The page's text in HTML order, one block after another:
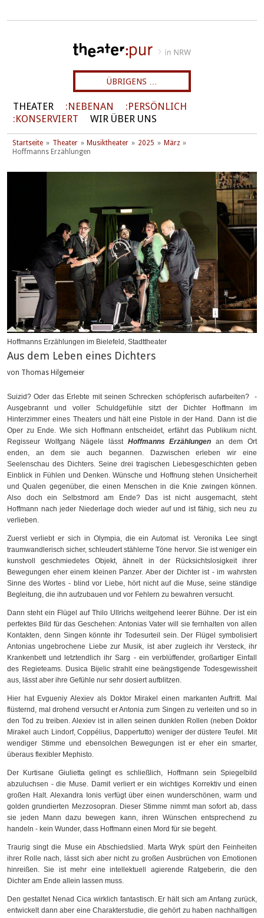
ÜBRIGENS …
THEATER NEBENAN
PERSÖNLICH
KONSERVIERT
WIR ÜBER UNS
Startseite Theater Musiktheater 2025
März
Hoffmanns Erzählungen
Hoffmanns Erzählungen im Bielefeld, Stadttheater
Aus dem Leben eines Dichters
von Thomas Hilgemeier
Suizid? Oder das Erlebte mit seinen Schrecken schöpferisch aufarbeiten? -
Ausgebrannt und voller Schuldgefühle sitzt der Dichter Hoffmann im
Hinterzimmer eines Theaters und hält eine Pistole in der Hand. Dann ist die
Oper zu Ende. Wie sich Hoffmann entscheidet, erfährt das Publikum nicht.
Regisseur Wolfgang Nägele lässt Hoffmanns Erzählungen an dem Ort
enden, an dem sie auch begannen. Dazwischen erleben wir eine
Seelenschau des Dichters. Seine drei tragischen Liebesgeschichten geben
Einblick in Fühlen und Denken. Wünsche und Hoffnung stehen Unsicherheit
und Qualen gegenüber, die einen Menschen in die Knie zwingen können.
Also doch ein Selbstmord am Ende? Das ist nicht ausgemacht, steht
Hoffmann nach jeder Niederlage doch wieder auf und ist fähig, sich neu zu
verlieben.
Zuerst verliebt er sich in Olympia, die ein Automat ist. Veronika Lee singt
traumwandlerisch sicher, schleudert stählerne Töne hervor. Sie ist weniger ein
kunstvoll geschmiedetes Objekt, ähnelt in der Rücksichtslosigkeit ihrer
Bewegungen eher einem kleinen Panzer. Aber der Dichter ist - im wahrsten
Sinne des Wortes - blind vor Liebe, hört nicht auf die Muse, seine ständige
Begleitung, die ihn aufzubauen und vor Fehlern zu bewahren versucht.
Dann steht ein Flügel auf Thilo Ullrichs weitgehend leerer Bühne. Der ist ein
perfektes Bild für das Geschehen: Antonias Vater will sie fernhalten von allen
Kontakten, denn Singen könnte ihr Todesurteil sein. Der Flügel symbolisiert
Antonias ungebrochene Liebe zur Musik, ist aber zugleich ihr Versteck, ihr
Krankenbett und letztendlich ihr Sarg - ein verblüffender, großartiger Einfall
des Regieteams. Dusica Bijelic strahlt eine beängstigende Todesgewissheit
aus, lässt aber ihre Gefühle nur sehr dosiert aufblitzen.
Hier hat Evgueniy Alexiev als Doktor Mirakel einen markanten Auftritt. Mal
flüsternd, mal drohend versucht er Antonia zum Singen zu verleiten und so in
den Tod zu treiben. Alexiev ist in allen seinen dunklen Rollen (neben Doktor
Mirakel auch Lindorf, Coppélius, Dappertutto) weniger der düstere Teufel. Mit
wendiger Stimme und ebensolchen Bewegungen ist er eher ein smarter,
überaus flexibler Mephisto.
Der Kurtisane Giulietta gelingt es schließlich, Hoffmann sein Spiegelbild
abzuluchsen - die Muse. Damit verliert er ein wichtiges Korrektiv und einen
großen Halt. Alexandra Ionis verfügt über einen wunderschönen, warm und
golden grundierten Mezzosopran. Dieser Stimme nimmt man sofort ab, dass
sie jeden Mann dazu bewegen kann, ihren Wünschen entsprechend zu
handeln - kein Wunder, dass Hoffmann einen Mord für sie begeht.
Traurig singt die Muse ein Abschiedslied. Marta Wryk spürt den Feinheiten
ihrer Rolle nach, lässt sich aber nicht zu großen Ausbrüchen von Emotionen
hinreißen. Sie ist mehr eine intellektuell agierende Ratgeberin, die den
Dichter am Ende allein lassen muss.
Den gestaltet Nenad Cica wirklich fantastisch. Er hält sich am Anfang zurück,
entwickelt dann aber eine Charakterstudie, die gehört zu haben nachhaltigen